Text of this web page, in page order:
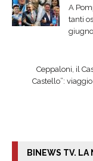
A
tanti
giugno.
Ceppaloni, il
Castello”:
BINEWS TV. LA